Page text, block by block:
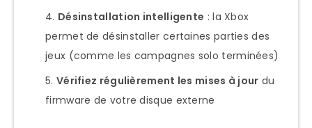
Désinstallation intelligente : la Xbox
permet de désinstaller certaines parties des
jeux (comme les campagnes solo terminées)
Vérifiez régulièrement les mises à jour du
firmware de votre disque externe